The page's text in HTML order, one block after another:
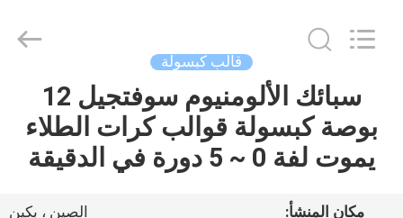
المنتجات
فيديوهات
Pharmatech
Co.,LTD..
قالب كبسولة
سبائك الألومنيوم سوفتجيل 12
بوصة كبسولة قوالب كرات الطلاء
يموت لفة 0 ~ 5 دورة في الدقيقة
مكان المنشأ:
الصين ، بكين